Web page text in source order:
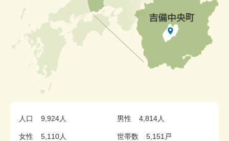
人口 9,924人 男性 4,814人
女性 5,110人 世帯数 5,151戸